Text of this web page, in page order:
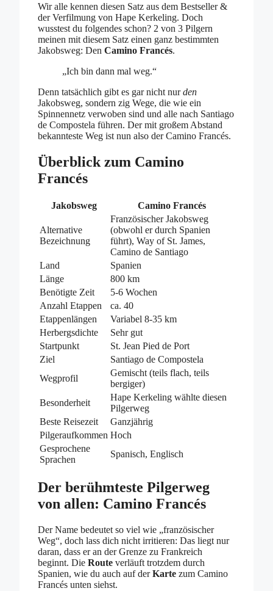
Wir alle kennen diesen Satz aus dem Bestseller &
der Verfilmung von Hape Kerkeling. Doch
wusstest du folgendes schon? 2 von 3 Pilgern
meinen mit diesem Satz einen ganz bestimmten
Jakobsweg: Den Camino Francés.
„Ich bin dann mal weg.“
Denn tatsächlich gibt es gar nicht nurden
Jakobsweg, sondern zig Wege, die wie ein
Spinnennetz verwoben sind und alle nach Santiago
de Compostela führen. Der mit großem Abstand
bekannteste Weg ist nun also der Camino Francés.
Überblick zum Camino
Francés
Jakobsweg Camino Francés
Alternative
Bezeichnung
Französischer Jakobsweg
(obwohl er durch Spanien
führt), Way of St. James,
Camino de Santiago
Land
Spanien
Länge
800 km
Benötigte Zeit
5-6 Wochen
Anzahl Etappen
ca. 40
Etappenlängen
Variabel 8-35 km
Herbergsdichte
Sehr gut
Startpunkt
St. Jean Pied de Port
Ziel
Santiago de Compostela
Wegprofil
Gemischt (teils flach, teils
bergiger)
Besonderheit
Hape Kerkeling wählte diesen
Pilgerweg
Beste Reisezeit
Ganzjährig
Pilgeraufkommen Hoch
Gesprochene
Sprachen
Spanisch, Englisch
Der berühmteste Pilgerweg
von allen: Camino Francés
Der Name bedeutet so viel wie „französischer
Weg“, doch lass dich nicht irritieren: Das liegt nur
daran, dass er an der Grenze zu Frankreich
beginnt. Die Route verläuft trotzdem durch
Spanien, wie du auch auf derKarte zum Camino
Francés unten siehst.